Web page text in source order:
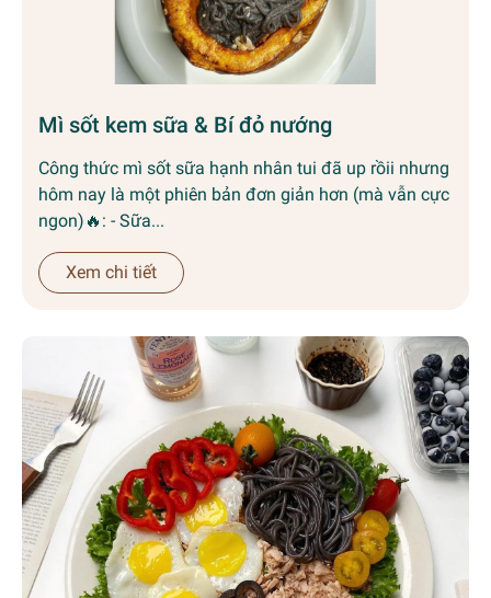
Mì sốt kem sữa & Bí đỏ nướng
Công thức mì sốt sữa hạnh nhân tui đã up rồii nhưng
hôm nay là một phiên bản đơn giản hơn (mà vẫn cực
ngon)🔥: - Sữa...
Xem chi tiết